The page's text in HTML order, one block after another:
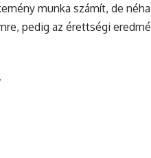
munka számít, de
pedig az érettségi